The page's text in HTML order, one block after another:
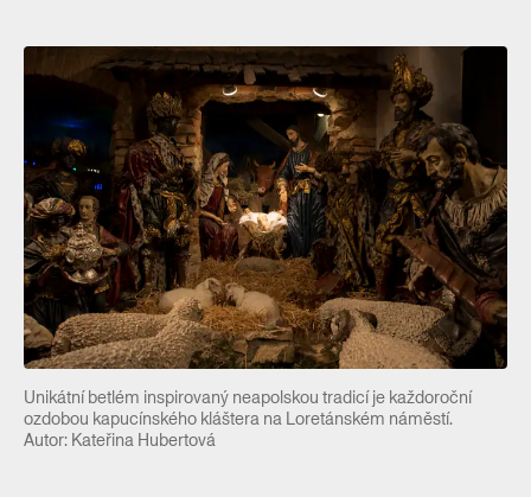
Unikátní betlém inspirovaný neapolskou tradicí je každoroční
ozdobou kapucínského kláštera na Loretánském náměstí.
Autor: Kateřina Hubertová